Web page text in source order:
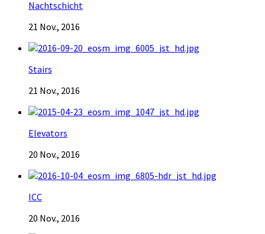
Nachtschicht
21 Nov., 2016
Stairs
21 Nov., 2016
Elevators
20 Nov., 2016
ICC
20 Nov., 2016